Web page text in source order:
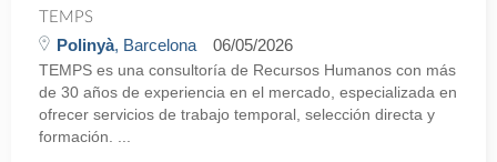
TEMPS
Polinyà, Barcelona 06/05/2026
TEMPS es una consultoría de Recursos Humanos con más
de 30 años de experiencia en el mercado, especializada en
ofrecer servicios de trabajo temporal, selección directa y
formación. ...